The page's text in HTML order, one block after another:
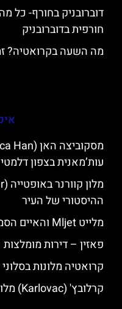
דוברובניק בחורף- כל
חורפית בדוברובניק
מה השעה בקרואטיה?
עות’מאנית בצפון
ההיסטורי של העיר
מלייט Mljet והאיים הסמוכים – מלונות מומלצים
פאזין – דירות מומלצות
קרואטיה מלונות בסלוני
קרלובץ' (Karlovac) מלונות מומלצים